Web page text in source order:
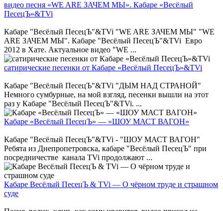
видео песня «WE ARE ЗАЧЕМ МЫ». Кабаре «Весёлый
ПесецЪ»&TVi
Кабаре "Весёлый ПесецЪ"&TVi "WE ARE ЗАЧЕМ МЫ" "WE
ARE ЗАЧЕМ МЫ". Кабаре "Весёлый ПесецЪ"&TVi Евро
2012 в Хате. Актуальное видео "WE ...
сатирические песенки от Кабаре «Весёлый ПесецЪ»&TVi
Кабаре "Весёлый ПесецЪ"&TVi "ДЫМ НАД СТРАНОЙ"
Немного сумбурные, на мой взгляд, песенки вышли на этот
раз у Кабаре "Весёлый ПесецЪ"&TVi. ...
Кабаре «Весёлый ПесецЪ» — «ШОУ МАСТ ВАГОН»
Кабаре "Весёлый ПесецЪ"&TVi - "ШОУ МАСТ ВАГОН"
Ребята из Днепропетровска, кабаре "Весёлый ПесецЪ" при
посредничестве канала TVi продолжают ...
Кабаре Весёлый ПесецЪ & TVi — О чёрном труде и страшном
суде